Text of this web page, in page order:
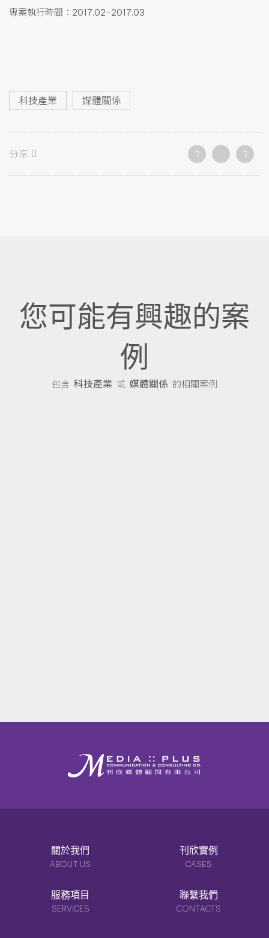
專案執行時間：2017.02-2017.03
科技產業 媒體關係
分享
您可能有興趣的案
例
包含 科技產業 或 媒體關係 的相關案例
關於我們
ABOUT US
刊欣實例
CASES
服務項目
SERVICES
聯繫我們
CONTACTS